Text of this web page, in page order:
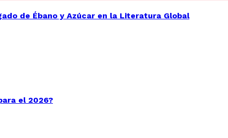
de Ébano y Azúcar en la Literatura Global
el 2026?